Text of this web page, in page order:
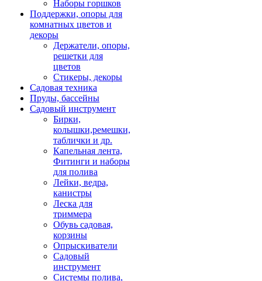
Наборы горшков
Поддержки, опоры для
комнатных цветов и
декоры
Держатели, опоры,
решетки для
цветов
Стикеры, декоры
Садовая техника
Пруды, бассейны
Садовый инструмент
Бирки,
колышки,ремешки,
таблички и др.
Капельная лента,
Фитинги и наборы
для полива
Лейки, ведра,
канистры
Леска для
триммера
Обувь садовая,
корзины
Опрыскиватели
Садовый
инструмент
Системы полива,